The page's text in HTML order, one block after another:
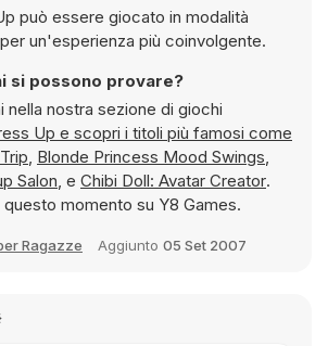
un'esperienza più coinvolgente.
si possono provare?
nella nostra sezione di giochi
Abbigliamento Dress Up e scopri i titoli più famosi come
, Blonde Princess Mood Swings,
Salon, e Chibi Doll: Avatar Creator.
questo momento su Y8 Games.
Ragazze Aggiunto 05 Set 2007